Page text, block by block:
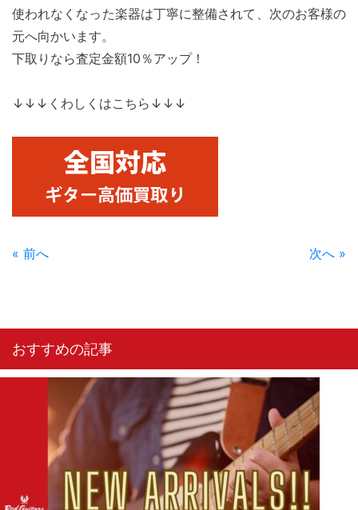
使われなくなった楽器は丁寧に整備されて、次のお客様の
元へ向かいます。
下取りなら査定金額10％アップ！
↓↓↓くわしくはこちら↓↓↓
« 前へ 次へ »
おすすめの記事